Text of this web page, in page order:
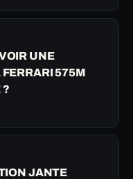
UNE
575M
?
JANTE